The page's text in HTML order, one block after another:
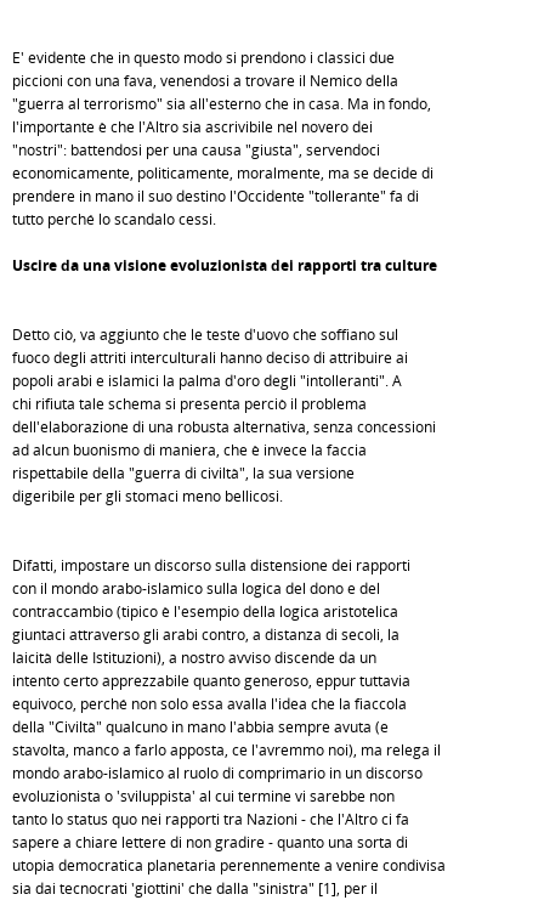
E' evidente che in questo modo si prendono i classici due
piccioni con una fava, venendosi a trovare il Nemico della
"guerra al terrorismo" sia all'esterno che in casa. Ma in fondo,
l'importante è che l'Altro sia ascrivibile nel novero dei
"nostri": battendosi per una causa "giusta", servendoci
economicamente, politicamente, moralmente, ma se decide di
prendere in mano il suo destino l'Occidente "tollerante" fa di
tutto perché lo scandalo cessi.
Uscire da una visione evoluzionista dei rapporti tra culture
Detto ciò, va aggiunto che le teste d'uovo che soffiano sul
fuoco degli attriti interculturali hanno deciso di attribuire ai
popoli arabi e islamici la palma d'oro degli "intolleranti". A
chi rifiuta tale schema si presenta perciò il problema
dell'elaborazione di una robusta alternativa, senza concessioni
ad alcun buonismo di maniera, che è invece la faccia
rispettabile della "guerra di civiltà", la sua versione
digeribile per gli stomaci meno bellicosi.
Difatti, impostare un discorso sulla distensione dei rapporti
con il mondo arabo-islamico sulla logica del dono e del
contraccambio (tipico è l'esempio della logica aristotelica
giuntaci attraverso gli arabi contro, a distanza di secoli, la
laicità delle Istituzioni), a nostro avviso discende da un
intento certo apprezzabile quanto generoso, eppur tuttavia
equivoco, perché non solo essa avalla l'idea che la fiaccola
della "Civiltà" qualcuno in mano l'abbia sempre avuta (e
stavolta, manco a farlo apposta, ce l'avremmo noi), ma relega il
mondo arabo-islamico al ruolo di comprimario in un discorso
evoluzionista o 'sviluppista' al cui termine vi sarebbe non
tanto lo status quo nei rapporti tra Nazioni - che l'Altro ci fa
sapere a chiare lettere di non gradire - quanto una sorta di
utopia democratica planetaria perennemente a venire condivisa
sia dai tecnocrati 'giottini' che dalla "sinistra" [1], per il